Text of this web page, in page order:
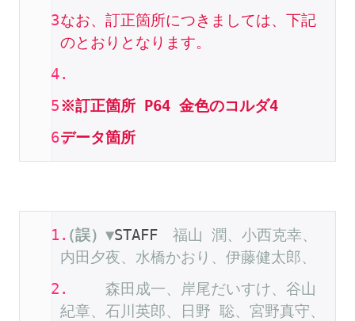
なお、訂正箇所につきましては、下記
のとおりとなります。
※訂正箇所 P64 金色のコルダ4
データ箇所
（誤）▼STAFF 福山 潤、小西克幸、
内田夕夜、水橋かおり、伊藤健太郎、
森田成一、岸尾だいすけ、谷山
紀章、石川英郎、日野 聡、宮野真守、